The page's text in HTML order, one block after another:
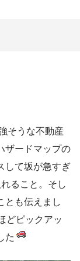
そうな不動産
ザードマップの
して坂が急すぎ
ること。そし
とも伝えまし
どピックアッ
た